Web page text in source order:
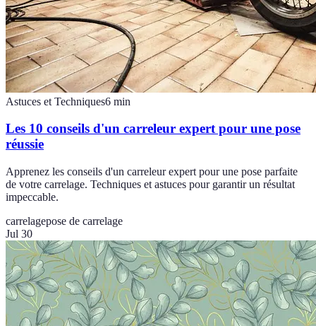
Astuces et Techniques6 min
Les 10 conseils d'un carreleur expert pour une pose
réussie
Apprenez les conseils d'un carreleur expert pour une pose parfaite
de votre carrelage. Techniques et astuces pour garantir un résultat
impeccable.
carrelagepose de carrelage
Jul 30